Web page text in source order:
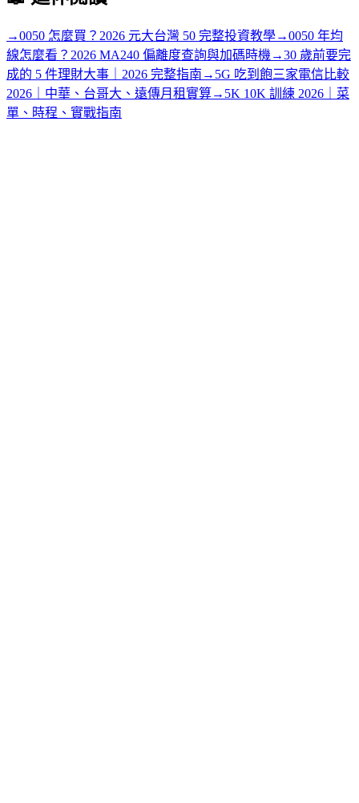
→0050 怎麼買？2026 元大台灣 50 完整投資教學→0050 年均
線怎麼看？2026 MA240 偏離度查詢與加碼時機 →30 歲前要完
成的 5 件理財大事｜2026 完整指南 → 5G 吃到飽三家電信比較
2026｜中華、台哥大、遠傳月租實算→ 5K 10K 訓練 2026｜菜
單、時程、實戰指南